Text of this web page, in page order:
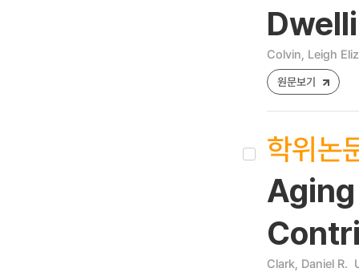
Colvin, Leigh
원문보기
학위논
Clark, Daniel R.